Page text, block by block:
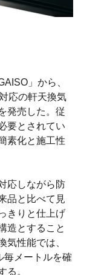
」から、
応の軒天換気
発売した。従
要とされてい
素化と施工性
応しながら防
品と比べて見
きりと仕上げ
造とすること
気性能では、
毎メートルを確
る。